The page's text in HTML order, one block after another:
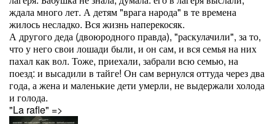
ждала много лет. А детям "врага народа" в те времена
жилось несладко. Вся жизнь наперекосяк.
А другого деда (двоюродного правда), "раскулачили", за то,
что у него свои лошади были, и он сам, и вся семья на них
пахал как вол. Тоже, приехали, забрали всю семью, на
поезд: и высадили в тайге! Он сам вернулся оттуда через два
года, а жена и маленькие дети умерли, не выдержали холода
и голода.
"La rafle" =>